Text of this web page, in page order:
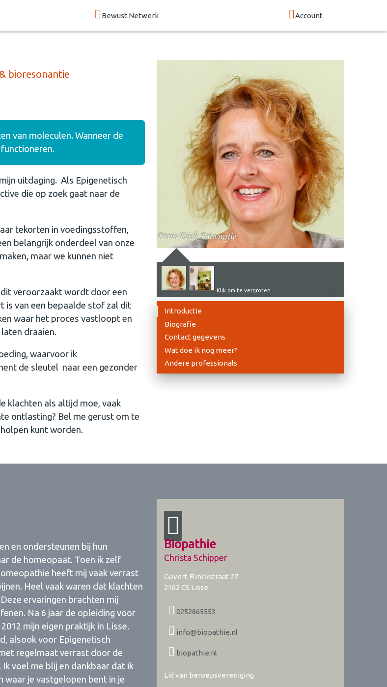
Bewust Netwerk Account
bioresonantie
van moleculen. Wanneer de
uitdaging. Als Epigenetisch
die op zoek gaat naar de
tekorten in voedingsstoffen,
belangrijk onderdeel van onze
maar we kunnen niet
dit veroorzaakt wordt door een
is van een bepaalde stof zal dit
waar het proces vastloopt en
draaien.
waarvoor ik
de sleutel naar een gezonder
klachten als altijd moe, vaak
ontlasting? Bel me gerust om te
kunt worden.
Klik om te vergroten
Introductie
Biografie
Contact gegevens
Wat doe ik nog meer?
Andere professionals
en ondersteunen bij hun
de homeopaat. Toen ik zelf
heeft mij vaak verrast
Heel vaak waren dat klachten
ervaringen brachten mij
Na 6 jaar de opleiding voor
mijn eigen praktijk in Lisse.
alsook voor Epigenetisch
regelmaat verrast door de
voel me blij en dankbaar dat ik
waar je vastgelopen bent in je
Biopathie
Christa Schipper
Govert Flinckstraat 27
2162 CS Lisse
0252865553
info@biopathie.nl
biopathie.nl
Lid van beroepsvereniging